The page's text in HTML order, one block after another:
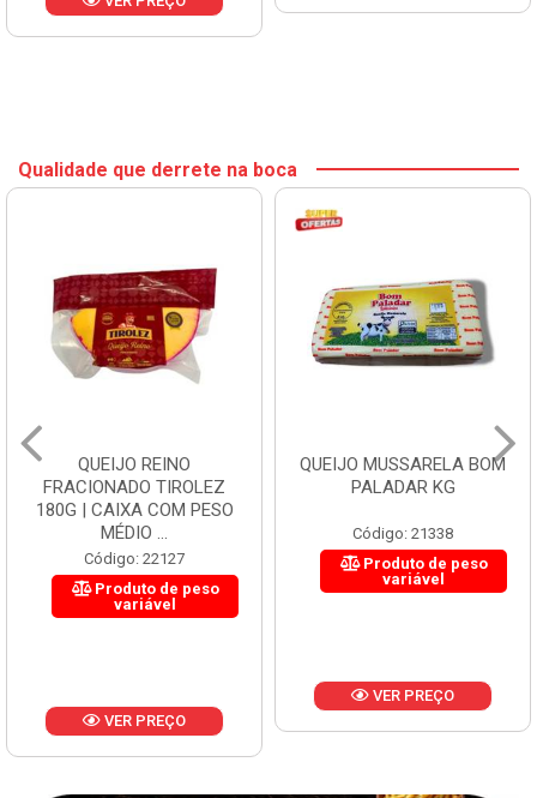
Qualidade que derrete na boca
QUEIJO REINO
FRACIONADO TIROLEZ
180G | CAIXA COM PESO
MÉDIO ...
Código: 22127
Produto de peso
variável
VER PREÇO
QUEIJO MUSSARELA BOM
PALADAR KG
Código: 21338
Produto de peso
variável
VER PREÇO